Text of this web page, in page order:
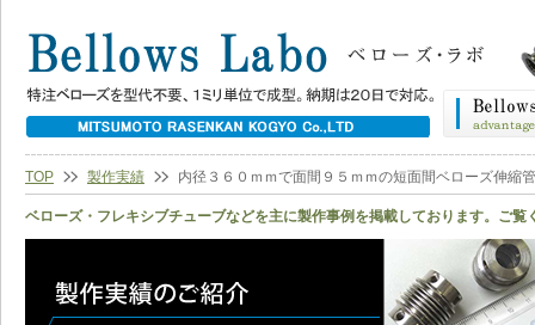
TOP 製作実績 内径３６０ｍｍで面間９５ｍｍの短面間ベローズ伸縮管
ベローズ・フレキシブチューブなどを主に製作事例を掲載しております。ご覧